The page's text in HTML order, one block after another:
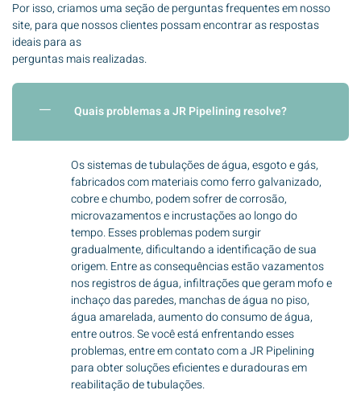
Por isso, criamos uma seção de perguntas frequentes em nosso
site, para que nossos clientes possam encontrar as respostas
ideais para as
perguntas mais realizadas.
Quais problemas a JR Pipelining resolve?
Os sistemas de tubulações de água, esgoto e gás,
fabricados com materiais como ferro galvanizado,
cobre e chumbo, podem sofrer de corrosão,
microvazamentos e incrustações ao longo do
tempo. Esses problemas podem surgir
gradualmente, dificultando a identificação de sua
origem. Entre as consequências estão vazamentos
nos registros de água, infiltrações que geram mofo e
inchaço das paredes, manchas de água no piso,
água amarelada, aumento do consumo de água,
entre outros. Se você está enfrentando esses
problemas, entre em contato com a JR Pipelining
para obter soluções eficientes e duradouras em
reabilitação de tubulações.